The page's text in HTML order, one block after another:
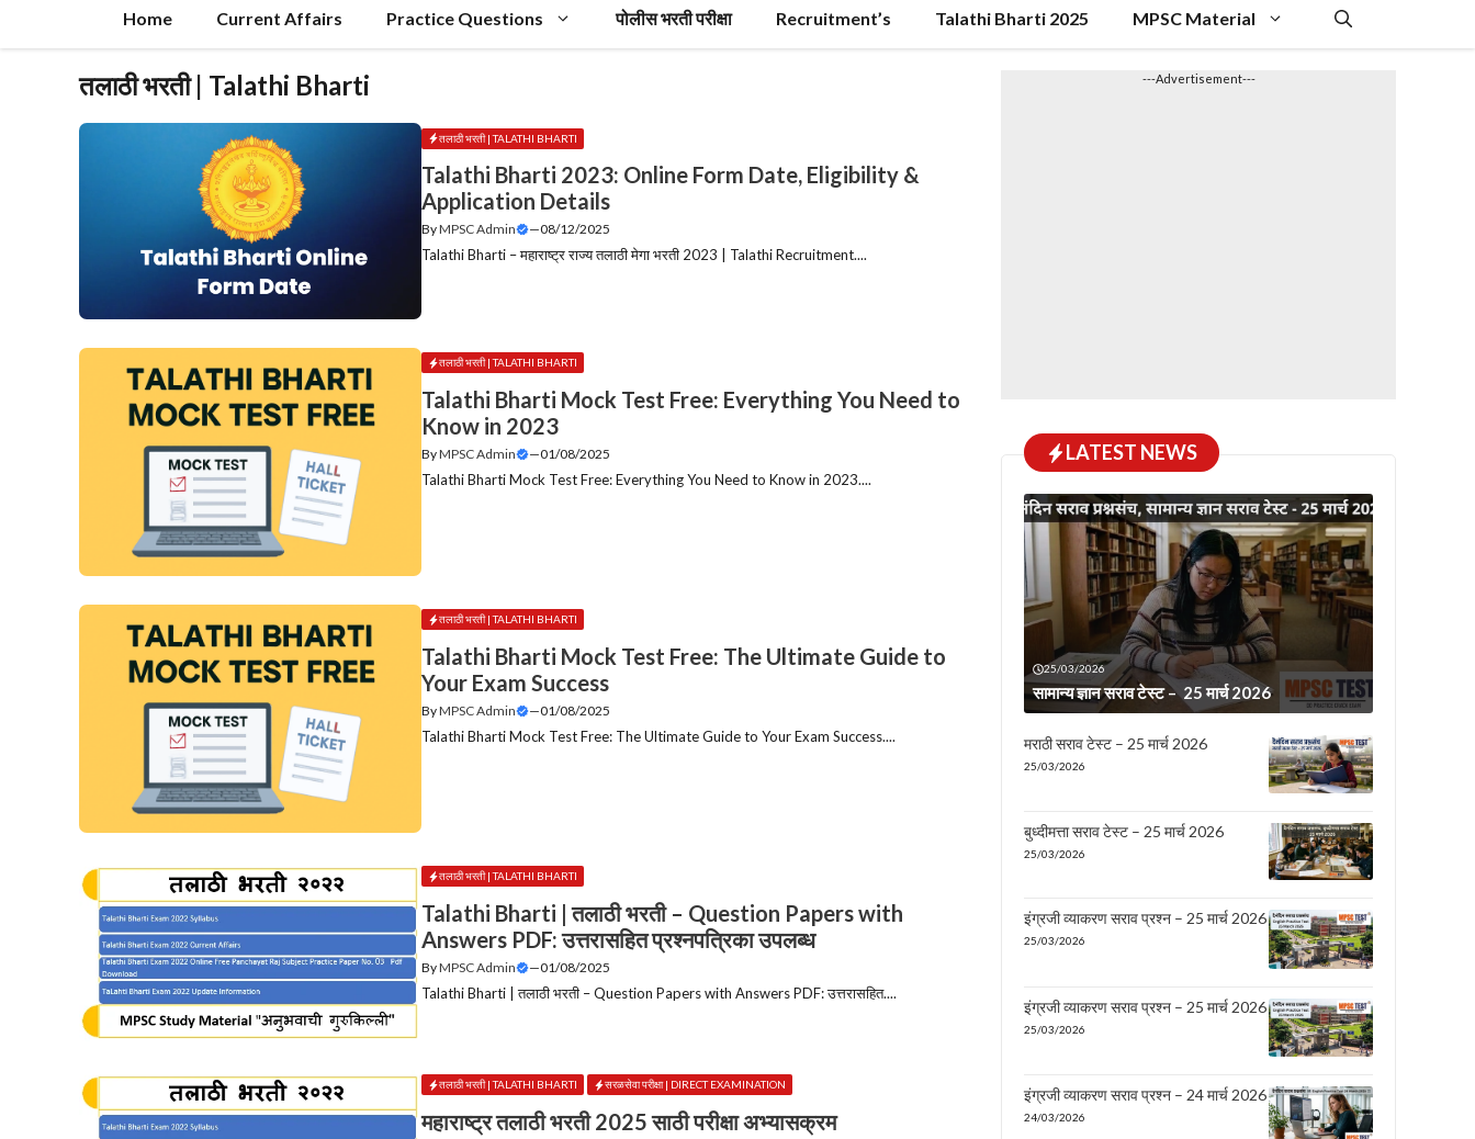
Home Current Affairs Practice Questions पोलीस भरती परीक्षा Recruitment’s Talathi Bharti 2025 MPSC Material
तलाठी भरती | Talathi Bharti
तलाठी भरती | TALATHI BHARTI
Talathi Bharti 2023: Online Form Date, Eligibility &
Application Details
ByMPSC Admin —08/12/2025
Talathi Bharti – महाराष्ट्र राज्य तलाठी मेगा भरती 2023 | Talathi Recruitment....
तलाठी भरती | TALATHI BHARTI
Talathi Bharti Mock Test Free: Everything You Need to
Know in 2023
ByMPSC Admin —01/08/2025
Talathi Bharti Mock Test Free: Everything You Need to Know in 2023....
तलाठी भरती | TALATHI BHARTI
Talathi Bharti Mock Test Free: The Ultimate Guide to
Your Exam Success
ByMPSC Admin —01/08/2025
Talathi Bharti Mock Test Free: The Ultimate Guide to Your Exam Success....
तलाठी भरती | TALATHI BHARTI
Talathi Bharti | तलाठी भरती – Question Papers with
Answers PDF: उत्तरासहित प्रश्नपत्रिका उपलब्ध
ByMPSC Admin —01/08/2025
Talathi Bharti | तलाठी भरती – Question Papers with Answers PDF: उत्तरासहित....
तलाठी भरती | TALATHI BHARTI सरळसेवा परीक्षा | DIRECT EXAMINATION
महाराष्ट्र तलाठी भरती 2025 साठी परीक्षा अभ्यासक्रम
---Advertisement---
LATEST NEWS
25/03/2026
सामान्य ज्ञान सराव टेस्ट – 25 मार्च 2026
मराठी सराव टेस्ट – 25 मार्च 2026
25/03/2026
बुध्दीमत्ता सराव टेस्ट – 25 मार्च 2026
25/03/2026
इंग्रजी व्याकरण सराव प्रश्न – 25 मार्च 2026
25/03/2026
इंग्रजी व्याकरण सराव प्रश्न – 25 मार्च 2026
25/03/2026
इंग्रजी व्याकरण सराव प्रश्न – 24 मार्च 2026
24/03/2026